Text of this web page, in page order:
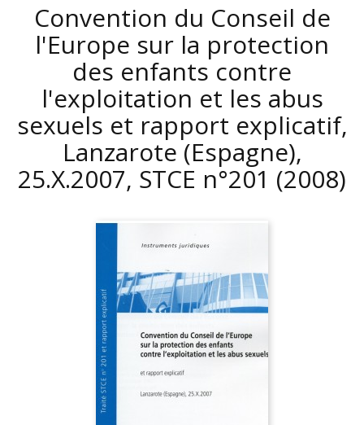
Convention du Conseil de
l'Europe sur la protection
des enfants contre
l'exploitation et les abus
sexuels et rapport explicatif,
Lanzarote (Espagne),
25.X.2007, STCE n°201 (2008)